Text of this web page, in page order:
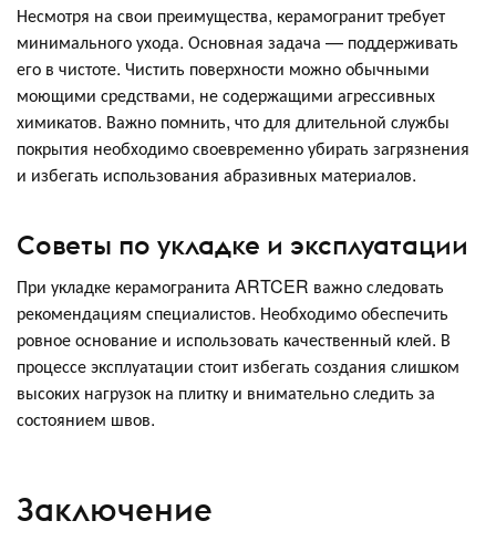
Несмотря на свои преимущества, керамогранит требует
минимального ухода. Основная задача — поддерживать
его в чистоте. Чистить поверхности можно обычными
моющими средствами, не содержащими агрессивных
химикатов. Важно помнить, что для длительной службы
покрытия необходимо своевременно убирать загрязнения
и избегать использования абразивных материалов.
Советы по укладке и эксплуатации
При укладке керамогранита ARTCER важно следовать
рекомендациям специалистов. Необходимо обеспечить
ровное основание и использовать качественный клей. В
процессе эксплуатации стоит избегать создания слишком
высоких нагрузок на плитку и внимательно следить за
состоянием швов.
Заключение